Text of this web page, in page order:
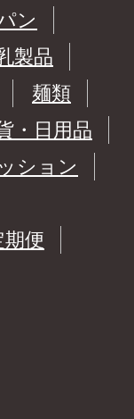
ン
製品
麺類
・日用品
ション
期便